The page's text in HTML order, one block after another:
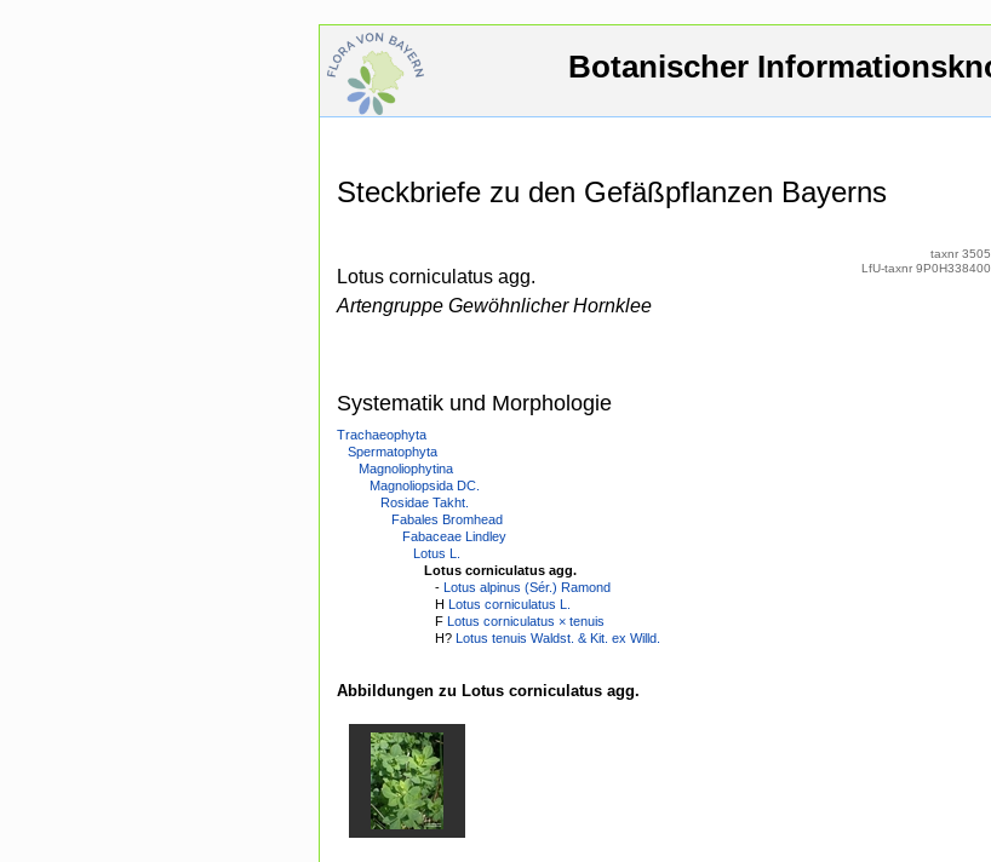
Botanischer
Steckbriefe zu den Gefäßpflanzen Bayerns
Lotus corniculatus agg.
Artengruppe Gewöhnlicher Hornklee
taxnr 3505
LfU-taxnr 9P0H338400
Systematik und Morphologie
Trachaeophyta
Spermatophyta
Magnoliophytina
Magnoliopsida DC.
Rosidae Takht.
Fabales Bromhead
Fabaceae Lindley
Lotus L.
Lotus corniculatus agg.
- Lotus alpinus (Sér.) Ramond
H Lotus corniculatus L.
F Lotus corniculatus × tenuis
H? Lotus tenuis Waldst. & Kit. ex Willd.
Abbildungen zu Lotus corniculatus agg.